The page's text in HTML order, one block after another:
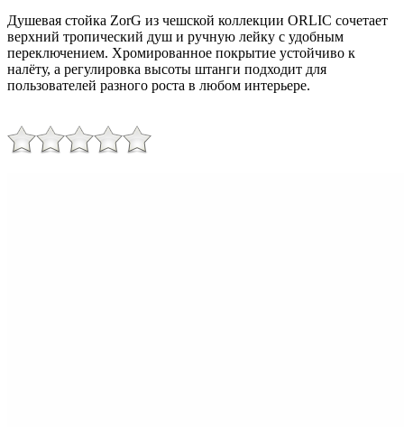
Душевая стойка ZorG из чешской коллекции ORLIC сочетает
верхний тропический душ и ручную лейку с удобным
переключением. Хромированное покрытие устойчиво к
налёту, а регулировка высоты штанги подходит для
пользователей разного роста в любом интерьере.